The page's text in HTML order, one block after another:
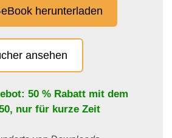
herunterladen
ansehen
50 % Rabatt mit dem
, nur für kurze Zeit